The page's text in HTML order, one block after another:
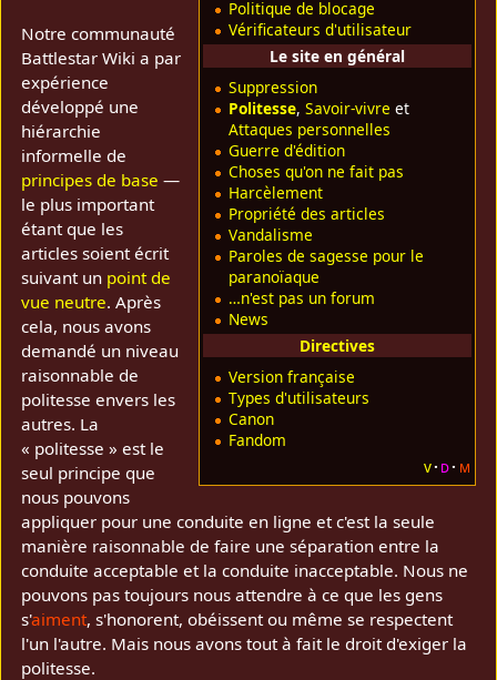
Politique de blocage
Vérificateurs d'utilisateur
Le site en général
Suppression
Politesse, Savoir-vivre et
Attaques personnelles
Guerre d'édition
Choses qu'on ne fait pas
Harcèlement
Propriété des articles
Vandalisme
Paroles de sagesse pour le
paranoïaque
…n'est pas un forum
News
Directives
Version française
Types d'utilisateurs
Canon
Fandom
v d m
Notre communauté
Battlestar Wiki a par
expérience
développé une
hiérarchie
informelle de
principes de base —
le plus important
étant que les
articles soient écrit
suivant un point de
vue neutre. Après
cela, nous avons
demandé un niveau
raisonnable de
politesse envers les
autres. La
« politesse » est le
seul principe que
nous pouvons
appliquer pour une conduite en ligne et c'est la seule
manière raisonnable de faire une séparation entre la
conduite acceptable et la conduite inacceptable. Nous ne
pouvons pas toujours nous attendre à ce que les gens
s'aiment, s'honorent, obéissent ou même se respectent
l'un l'autre. Mais nous avons tout à fait le droit d'exiger la
politesse.